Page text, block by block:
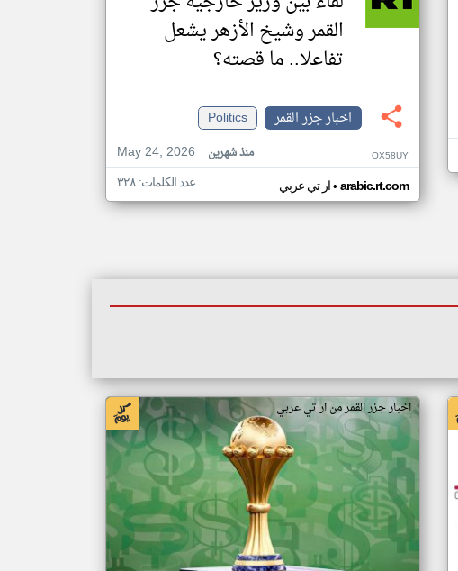
القمر وشيخ الأزهر يشعل
تفاعلا.. ما قصته؟
اخبار جزر القمر
Politics
May 24, 2026
منذ شهرين OX58UY
ار تي عربي• arabic.rt.com عدد الكلمات: ٣٢٨
اخبار جزر القمر من ار تي عربي